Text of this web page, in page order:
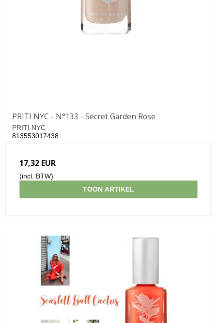
PRITI NYC - N°133 - Secret Garden Rose
PRITI NYC
813553017438
17,32 EUR
(incl. BTW)
TOON ARTIKEL